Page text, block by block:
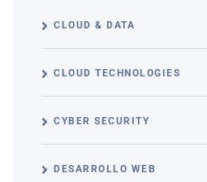
CLOUD & DATA
CLOUD TECHNOLOGIES
CYBER SECURITY
DESARROLLO WEB